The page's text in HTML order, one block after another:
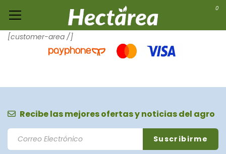
0
[customer-area /]
Recibe las mejores ofertas y noticias del agro